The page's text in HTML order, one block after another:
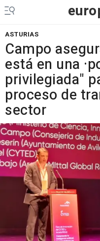
ASTURIAS
Campo
está en una
privilegiada"
proceso de
sector